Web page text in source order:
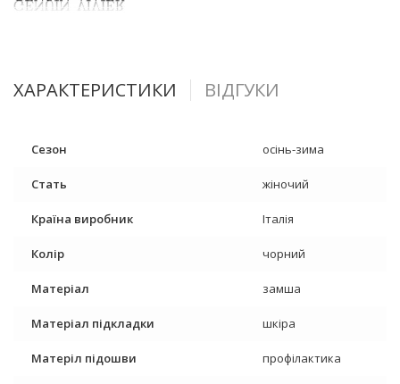
ХАРАКТЕРИСТИКИ ВІДГУКИ
Сезон осінь-зима
Стать жіночий
Країна виробник Італія
Колір чорний
Матеріал замша
Матеріал підкладки шкіра
Матеріл підошви профілактика